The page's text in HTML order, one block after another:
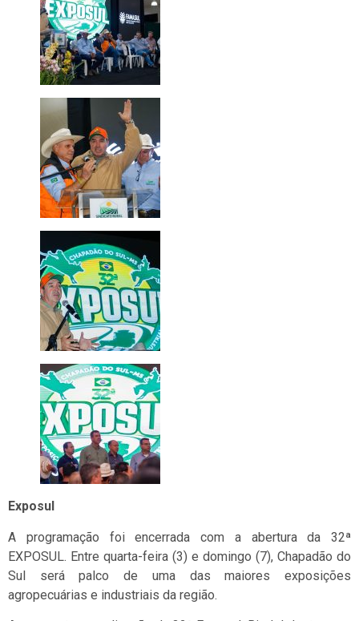
Exposul
A programação foi encerrada com a abertura da 32ª
EXPOSUL. Entre quarta-feira (3) e domingo (7), Chapadão do
Sul será palco de uma das maiores exposições
agropecuárias e industriais da região.